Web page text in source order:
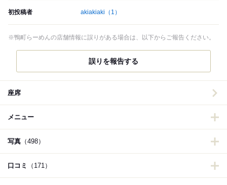
初投稿者 akiakiaki （1）
※鴨町らーめんの店舗情報に誤りがある場合は、以下からご報告ください。
誤りを報告する
座席
メニュー
写真 （498）
口コミ （171）